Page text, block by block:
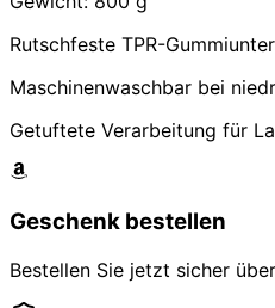
Rutschfeste TPR-
Maschinenwaschbar bei
Getuftete Verarbeitung für
Geschenk bestellen
Bestellen Sie jetzt sicher